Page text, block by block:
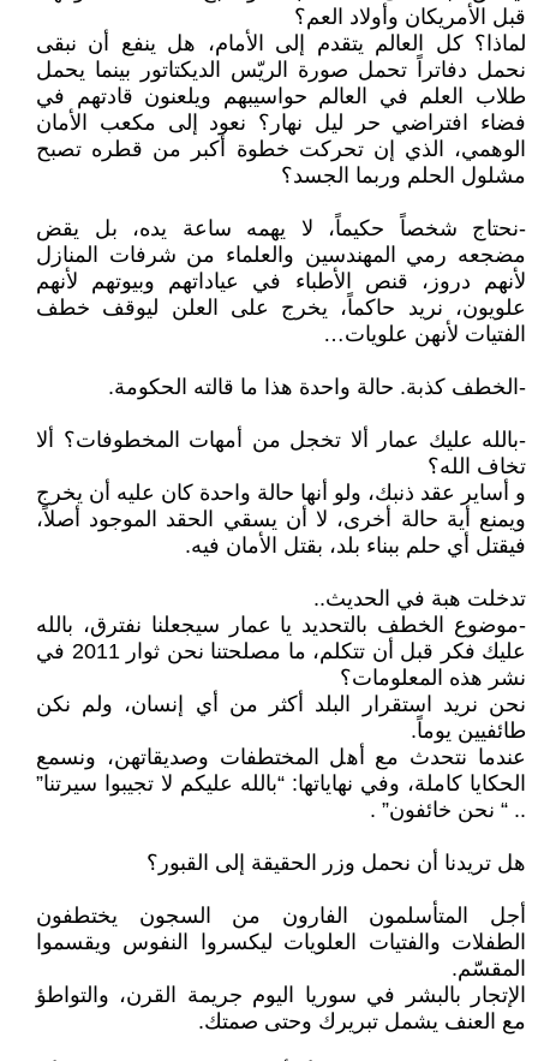
قبل الأمريكان وأولاد العم؟
لماذا؟ كل العالم يتقدم إلى الأمام، هل ينفع أن نبقى
نحمل دفاتراً تحمل صورة الريّس الديكتاتور بينما يحمل
طلاب العلم في العالم حواسيبهم ويلعنون قادتهم في
فضاء افتراضي حر ليل نهار؟ نعود إلى مكعب الأمان
الوهمي، الذي إن تحركت خطوة أكبر من قطره تصبح
مشلول الحلم وربما الجسد؟
-نحتاج شخصاً حكيماً، لا يهمه ساعة يده، بل يقض
مضجعه رمي المهندسين والعلماء من شرفات المنازل
لأنهم دروز، قنص الأطباء في عياداتهم وبيوتهم لأنهم
علويون، نريد حاكماً، يخرج على العلن ليوقف خطف
الفتيات لأنهن علويات…
-الخطف كذبة. حالة واحدة هذا ما قالته الحكومة.
-بالله عليك عمار ألا تخجل من أمهات المخطوفات؟ ألا
تخاف الله؟
و أساير عقد ذنبك، ولو أنها حالة واحدة كان عليه أن يخرج
ويمنع أية حالة أخرى، لا أن يسقي الحقد الموجود أصلاً،
فيقتل أي حلم ببناء بلد، بقتل الأمان فيه.
تدخلت هبة في الحديث..
-موضوع الخطف بالتحديد يا عمار سيجعلنا نفترق، بالله
عليك فكر قبل أن تتكلم، ما مصلحتنا نحن ثوار 2011 في
نشر هذه المعلومات؟
نحن نريد استقرار البلد أكثر من أي إنسان، ولم نكن
طائفيين يوماً.
عندما نتحدث مع أهل المختطفات وصديقاتهن، ونسمع
الحكايا كاملة، وفي نهاياتها: “بالله عليكم لا تجيبوا سيرتنا”
.. “ نحن خائفون” .
هل تريدنا أن نحمل وزر الحقيقة إلى القبور؟
أجل المتأسلمون الفارون من السجون يختطفون
الطفلات والفتيات العلويات ليكسروا النفوس ويقسموا
المقسّم.
الإتجار بالبشر في سوريا اليوم جريمة القرن، والتواطؤ
مع العنف يشمل تبريرك وحتى صمتك.